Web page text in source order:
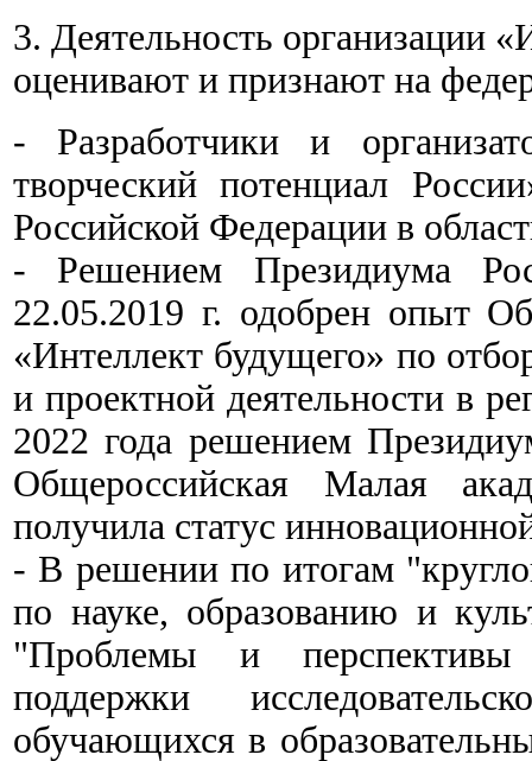
3. Деятельность организации
оценивают и признают на
- Разработчики и
творческий потенциал
Российской Федерации в
- Решением Президиума
22.05.2019 г. одобрен опыт
«Интеллект будущего» по
и проектной деятельности в
2022 года решением
Общероссийская Малая
получила статус
- В решении по итогам
по науке, образованию и
"Проблемы и перспективы
поддержки
обучающихся в